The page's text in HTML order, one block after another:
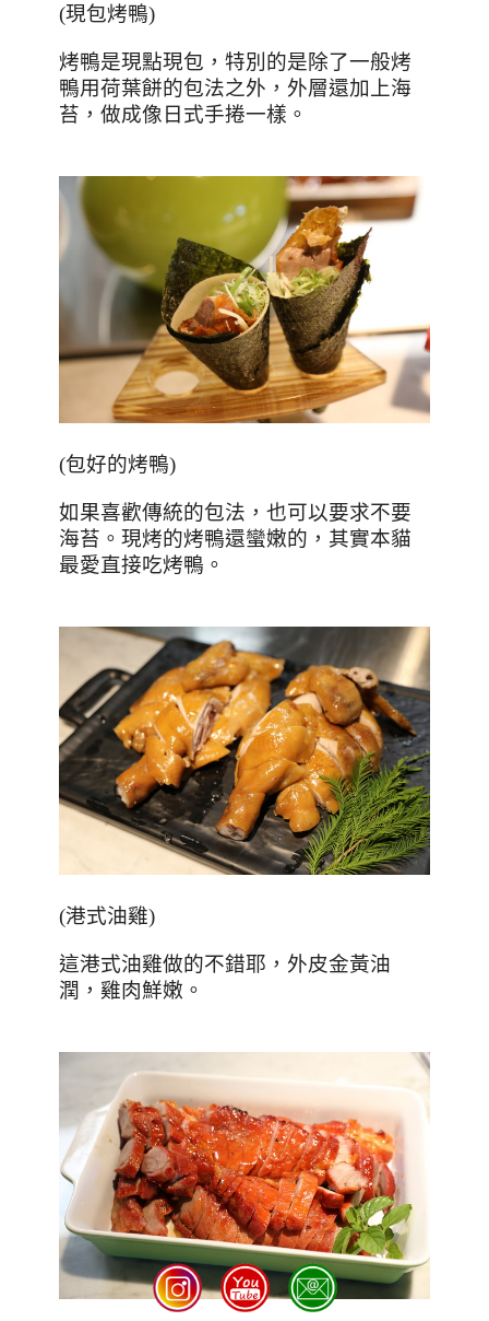
(現包烤鴨)
烤鴨是現點現包，特別的是除了一般烤
鴨用荷葉餅的包法之外，外層還加上海
苔，做成像日式手捲一樣。
(包好的烤鴨)
如果喜歡傳統的包法，也可以要求不要
海苔。現烤的烤鴨還蠻嫩的，其實本貓
最愛直接吃烤鴨。
(港式油雞)
這港式油雞做的不錯耶，外皮金黃油
潤，雞肉鮮嫩。